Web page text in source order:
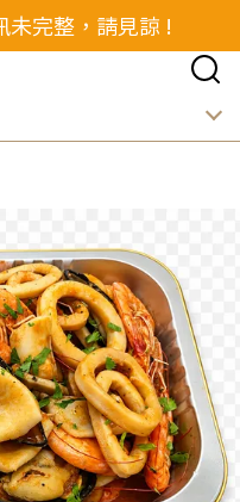
未完整，請見諒 !